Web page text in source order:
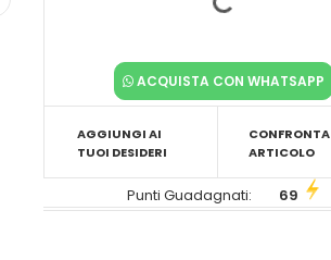
ACQUISTA CON WHATSAPP
AGGIUNGI AI
TUOI DESIDERI
CONFRONTA
ARTICOLO
Punti Guadagnati: 69